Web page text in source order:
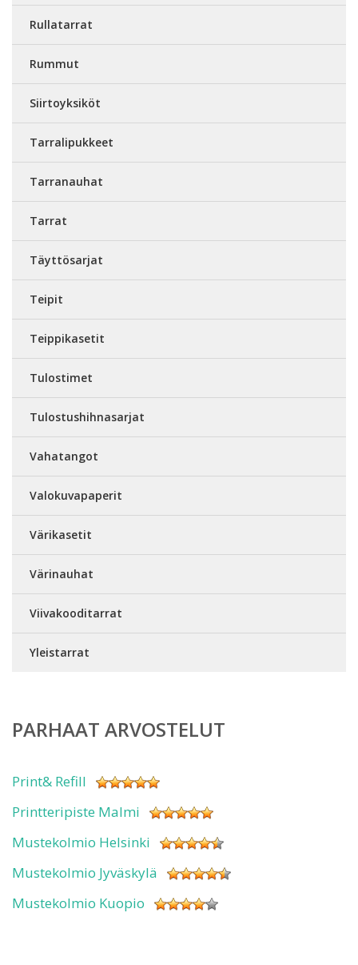
Rullatarrat
Rummut
Siirtoyksiköt
Tarralipukkeet
Tarranauhat
Tarrat
Täyttösarjat
Teipit
Teippikasetit
Tulostimet
Tulostushihnasarjat
Vahatangot
Valokuvapaperit
Värikasetit
Värinauhat
Viivakooditarrat
Yleistarrat
PARHAAT ARVOSTELUT
Print& Refill
Printteripiste Malmi
Mustekolmio Helsinki
Mustekolmio Jyväskylä
Mustekolmio Kuopio